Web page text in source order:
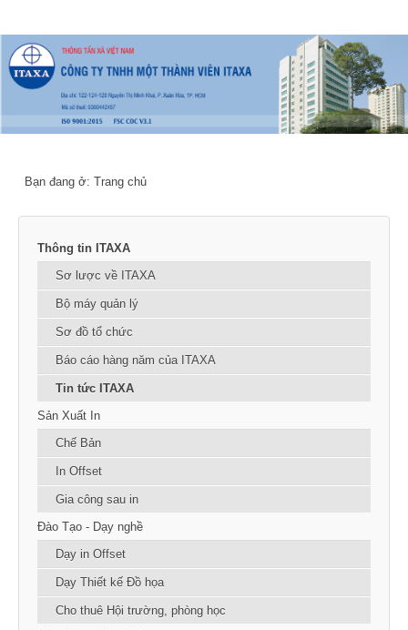
Bạn đang ở: Trang chủ
Thông tin ITAXA
Sơ lược về ITAXA
Bộ máy quản lý
Sơ đồ tổ chức
Báo cáo hàng năm của ITAXA
Tin tức ITAXA
Sản Xuất In
Chế Bản
In Offset
Gia công sau in
Đào Tạo - Dạy nghề
Dạy in Offset
Dạy Thiết kế Đồ họa
Cho thuê Hội trường, phòng học